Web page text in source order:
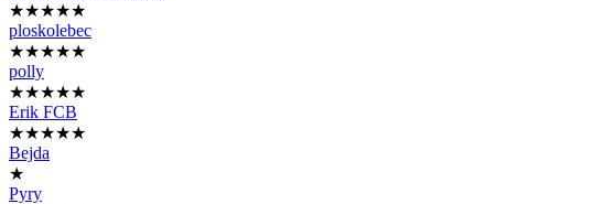
★★★★★
ploskolebec
★★★★★
polly
★★★★★
Erik FCB
★★★★★
Bejda
★
Pyry